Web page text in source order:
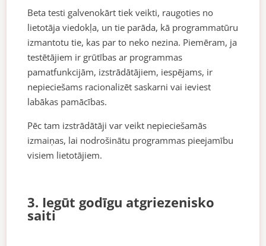
Beta testi galvenokārt tiek veikti, raugoties no
lietotāja viedokļa, un tie parāda, kā programmatūru
izmantotu tie, kas par to neko nezina. Piemēram, ja
testētājiem ir grūtības ar programmas
pamatfunkcijām, izstrādātājiem, iespējams, ir
nepieciešams racionalizēt saskarni vai ieviest
labākas pamācības.
Pēc tam izstrādātāji var veikt nepieciešamās
izmaiņas, lai nodrošinātu programmas pieejamību
visiem lietotājiem.
3. Iegūt godīgu atgriezenisko
saiti